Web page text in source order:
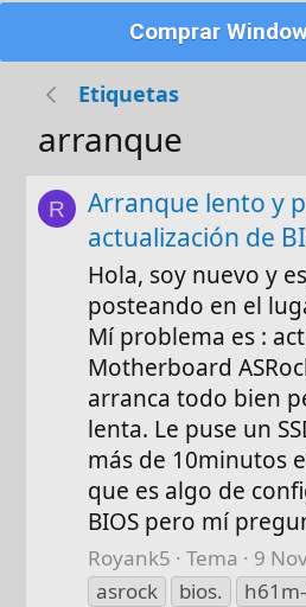
Comprar
Etiquetas
arranque
R
Arranque lento y
actualización de
Hola, soy nuevo y
posteando en el
Mí problema es :
Motherboard
arranca todo bien
lenta. Le puse un
más de 10minutos
que es algo de
BIOS pero mí
Royank5 Tema 9
asrock
bios.